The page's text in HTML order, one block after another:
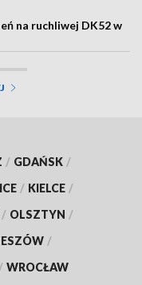
na ruchliwej DK52 w
/ GDAŃSK /
/ KIELCE /
/ OLSZTYN /
/
WROCŁAW